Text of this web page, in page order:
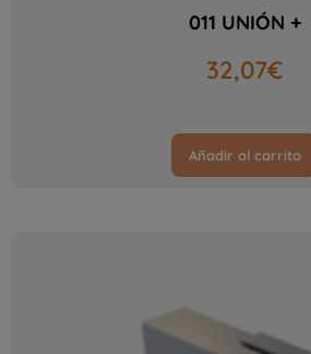
011 UNIÓN +
32,07€
Añadir al carrito